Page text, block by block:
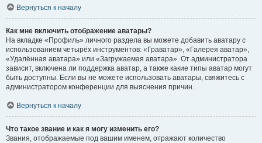
Вернуться к началу
Как мне включить отображение аватары?
На вкладке «Профиль» личного раздела вы можете добавить аватару с
использованием четырёх инструментов: «Граватар», «Галерея аватар»,
«Удалённая аватара» или «Загружаемая аватара». От администратора
зависит, включена ли поддержка аватар, а также какие типы аватар могут
быть доступны. Если вы не можете использовать аватары, свяжитесь с
администратором конференции для выяснения причин.
Вернуться к началу
Что такое звание и как я могу изменить его?
Звания, отображаемые под вашим именем, отражают количество